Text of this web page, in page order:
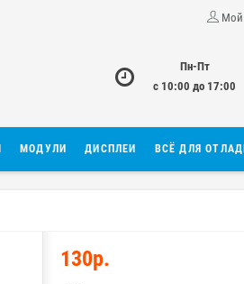
Мой
Пн-Пт
с 10:00 до 17:00
МОДУЛИ ДИСПЛЕИ ВСЁ ДЛЯ
130р.